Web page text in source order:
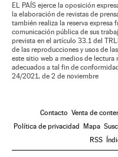
EL PAÍS ejerce la oposición
la elaboración de revistas de
también realiza la reserva
comunicación pública de sus
prevista en el artículo 33.1 del
de las reproducciones y usos de
este sitio web a medios de lectura
adecuados a tal fin de
24/2021, de 2 de noviembre
Contacto Venta de
Política de privacidad Mapa
RSS